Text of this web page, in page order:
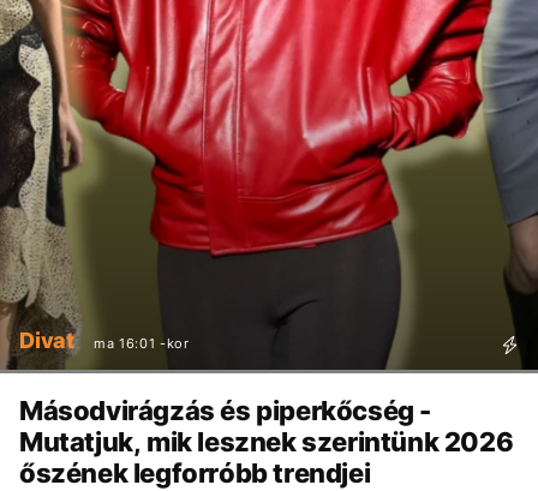
Divat ma 16:01 -kor
Másodvirágzás és piperkőcség -
Mutatjuk, mik lesznek szerintünk 2026
őszének legforróbb trendjei